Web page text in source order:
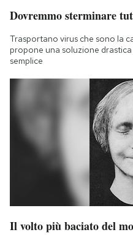
Dovremmo sterminare
Trasportano virus che sono la
propone una soluzione
semplice
Il volto più baciato del